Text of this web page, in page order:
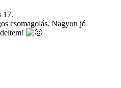
17.
csomagolás. Nagyon jó